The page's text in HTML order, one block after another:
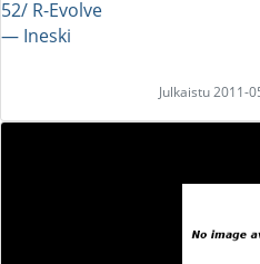
52/ R-Evolve
― Ineski
Julkaistu 2011-